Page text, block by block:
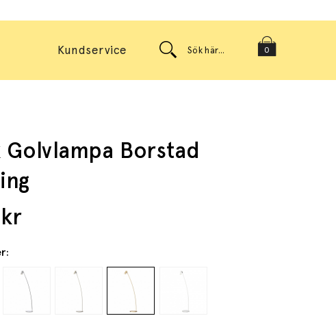
0
Kundservice
Golvlampa Borstad
kr